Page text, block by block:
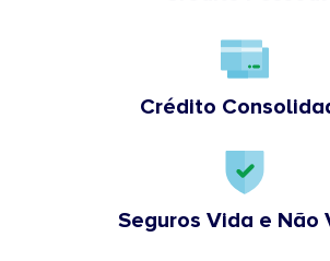
Crédito
Seguros Vida e Não